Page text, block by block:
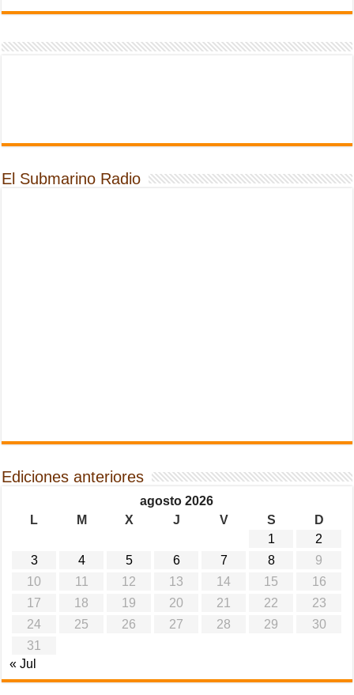
El Submarino Radio
Ediciones anteriores
agosto 2026
L
M X J V S
D
1
2
3
4 5 6 7 8
9
10
11 12 13 14 15
16
17
18 19 20 21 22
23
24
25 26 27 28 29
30
31
« Jul